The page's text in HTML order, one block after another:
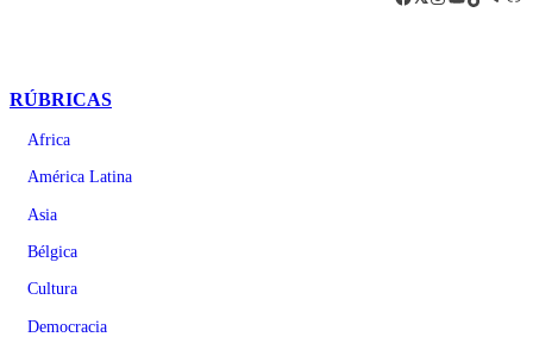
RÚBRICAS
Africa
América Latina
Asia
Bélgica
Cultura
Democracia